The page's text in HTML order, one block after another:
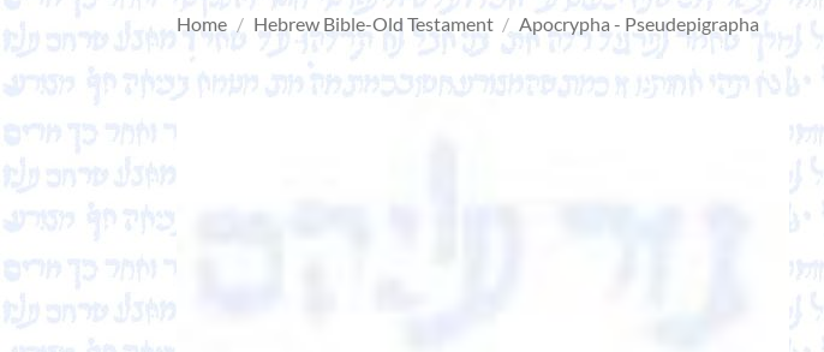
Home / Hebrew Bible-Old Testament / Apocrypha - Pseudepigrapha